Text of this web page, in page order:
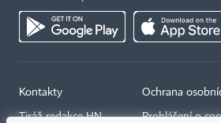
Kontakty
Tiráž redakce HN
Ochrana
Prohlášení o